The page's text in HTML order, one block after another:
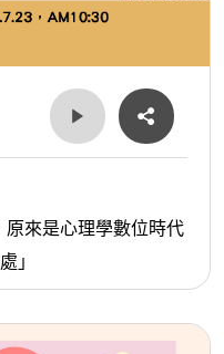
來是心理學數位時代
」